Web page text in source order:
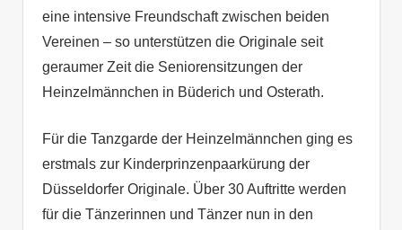
eine intensive Freundschaft zwischen beiden
Vereinen – so unterstützen die Originale seit
geraumer Zeit die Seniorensitzungen der
Heinzelmännchen in Büderich und Osterath.
Für die Tanzgarde der Heinzelmännchen ging es
erstmals zur Kinderprinzenpaarkürung der
Düsseldorfer Originale. Über 30 Auftritte werden
für die Tänzerinnen und Tänzer nun in den